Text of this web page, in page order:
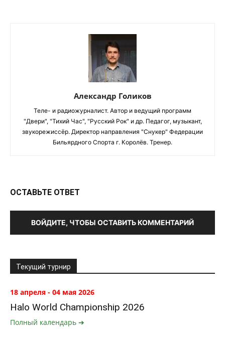
Александр Голиков
Теле- и радиожурналист. Автор и ведущий программ
"Двери", "Тихий Час", "Русский Рок" и др. Педагог, музыкант,
звукорежиссёр. Директор направления "Снукер" Федерации
Бильярдного Спорта г. Королёв. Тренер.
ОСТАВЬТЕ ОТВЕТ
ВОЙДИТЕ, ЧТОБЫ ОСТАВИТЬ КОММЕНТАРИЙ
Текущий турнир
18 апреля - 04 мая 2026
Halo World Championship 2026
Полный календарь ➔